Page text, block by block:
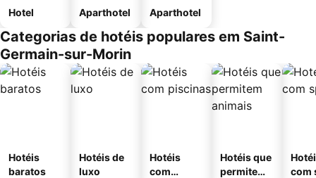
Hotel Aparthotel Aparthotel
Categorias de hotéis populares em Saint-
Germain-sur-Morin
Hotéis
baratos
Hotéis de
luxo
Hotéis
com
Hotéis que
permitem
com